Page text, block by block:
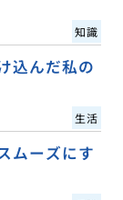
知識
込んだ私の
生活
ムーズにす